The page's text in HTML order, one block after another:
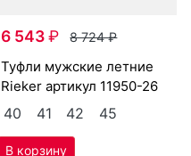
6 543₽ 8 724₽
туф­ли мужс­кие лет­ние
Ri­eker артикул 11950-26
40 41 42 45